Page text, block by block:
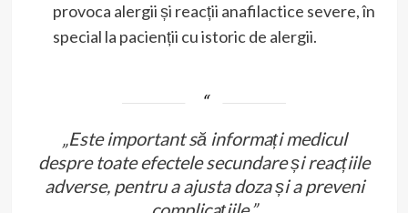
provoca alergii și reacții anafilactice severe, în
special la pacienții cu istoric de alergii.
„Este important să informați medicul
despre toate efectele secundare și reacțiile
adverse, pentru a ajusta doza și a preveni